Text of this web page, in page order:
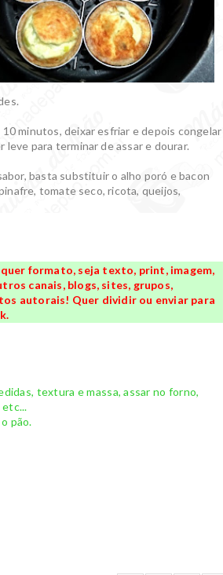
minutos, deixar esfriar e depois congelar
leve para terminar de assar e dourar.
basta substituir o alho poró e bacon
tomate seco, ricota, queijos,
formato, seja texto, print, imagem,
canais, blogs, sites, grupos,
autorais! Quer dividir ou enviar para
textura e massa, assar no forno,
pão.